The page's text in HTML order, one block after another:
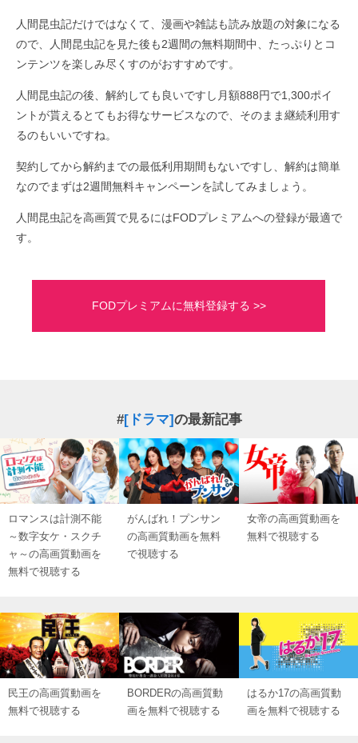
人間昆虫記だけではなくて、漫画や雑誌も読み放題の対象になる
ので、人間昆虫記を見た後も2週間の無料期間中、たっぷりとコ
ンテンツを楽しみ尽くすのがおすすめです。
人間昆虫記の後、解約しても良いですし月額888円で1,300ポイ
ントが貰えるとてもお得なサービスなので、そのまま継続利用す
るのもいいですね。
契約してから解約までの最低利用期間もないですし、解約は簡単
なのでまずは2週間無料キャンペーンを試してみましょう。
人間昆虫記を高画質で見るにはFODプレミアムへの登録が最適で
す。
FODプレミアムに無料登録する >>
#[ドラマ]の最新記事
ロマンスは計測不能
～数字女ケ・スクチ
ャ～の高画質動画を
無料で視聴する
がんばれ！プンサン
の高画質動画を無料
で視聴する
女帝の高画質動画を
無料で視聴する
民王の高画質動画を
無料で視聴する
BORDERの高画質動
画を無料で視聴する
はるか17の高画質動
画を無料で視聴する